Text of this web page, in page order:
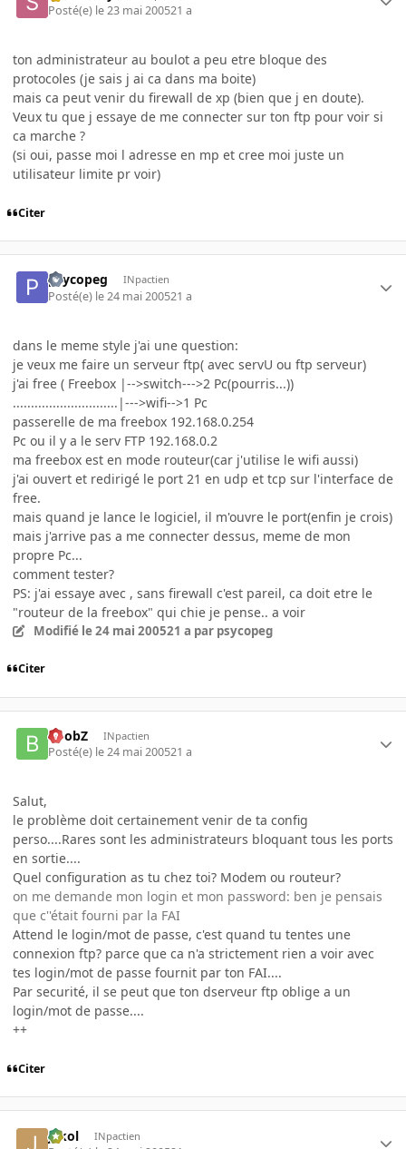
Posté(e) le 23 mai 200521 a
ton administrateur au boulot a peu etre bloque des
protocoles (je sais j ai ca dans ma boite)
mais ca peut venir du firewall de xp (bien que j en doute).
Veux tu que j essaye de me connecter sur ton ftp pour voir si
ca marche ?
(si oui, passe moi l adresse en mp et cree moi juste un
utilisateur limite pr voir)
Citer
psycopeg INpactien
Posté(e) le 24 mai 200521 a
dans le meme style j'ai une question:
je veux me faire un serveur ftp( avec servU ou ftp serveur)
j'ai free ( Freebox |-->switch--->2 Pc(pourris...))
.............................|--->wifi-->1 Pc
passerelle de ma freebox 192.168.0.254
Pc ou il y a le serv FTP 192.168.0.2
ma freebox est en mode routeur(car j'utilise le wifi aussi)
j'ai ouvert et redirigé le port 21 en udp et tcp sur l'interface de
free.
mais quand je lance le logiciel, il m'ouvre le port(enfin je crois)
mais j'arrive pas a me connecter dessus, meme de mon
propre Pc...
comment tester?
PS: j'ai essaye avec , sans firewall c'est pareil, ca doit etre le
"routeur de la freebox" qui chie je pense.. a voir
Modifié le 24 mai 200521 a par psycopeg
Citer
BoobZ INpactien
Posté(e) le 24 mai 200521 a
Salut,
le problème doit certainement venir de ta config
perso....Rares sont les administrateurs bloquant tous les ports
en sortie....
Quel configuration as tu chez toi? Modem ou routeur?
on me demande mon login et mon password: ben je pensais
que c''était fourni par la FAI
Attend le login/mot de passe, c'est quand tu tentes une
connexion ftp? parce que ca n'a strictement rien a voir avec
tes login/mot de passe fournit par ton FAI....
Par securité, il se peut que ton dserveur ftp oblige a un
login/mot de passe....
++
Citer
jakol INpactien